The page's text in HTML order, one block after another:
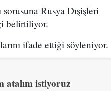
Rusya Dışişleri
belirtiliyor.
ifade ettiği söyleniyor.
atalım istiyoruz